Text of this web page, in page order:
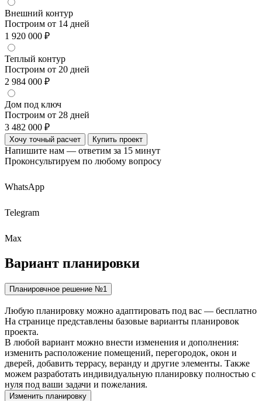
Внешний контур
Построим от 14 дней
1 920 000 ₽
Теплый контур
Построим от 20 дней
2 984 000 ₽
Дом под ключ
Построим от 28 дней
3 482 000 ₽
Хочу точный расчет Купить проект
Напишите нам — ответим за 15 минут
Проконсультируем по любому вопросу
WhatsApp
Telegram
Max
Вариант планировки
Планировчное решение №1
Любую планировку можно адаптировать под вас — бесплатно
На странице представлены базовые варианты планировок
проекта.
В любой вариант можно внести изменения и дополнения:
изменить расположение помещений, перегородок, окон и
дверей, добавить террасу, веранду и другие элементы. Также
можем разработать индивидуальную планировку полностью с
нуля под ваши задачи и пожелания.
Изменить планировку